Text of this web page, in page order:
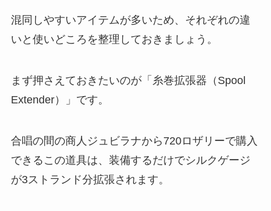
混同しやすいアイテムが多いため、それぞれの違
いと使いどころを整理しておきましょう。
まず押さえておきたいのが「糸巻拡張器（Spool
Extender）」です。
合唱の間の商人ジュビラナから720ロザリーで購入
できるこの道具は、装備するだけでシルクゲージ
が3ストランド分拡張されます。